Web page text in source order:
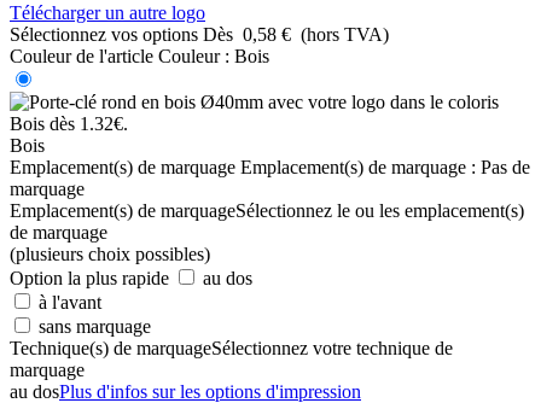
Télécharger un autre logo
Sélectionnez vos options Dès 0,58 € (hors TVA)
Couleur de l'article Couleur : Bois
Bois
Emplacement(s) de marquage Emplacement(s) de marquage : Pas de
marquage
Emplacement(s) de marquageSélectionnez le ou les emplacement(s)
de marquage
(plusieurs choix possibles)
Option la plus rapide
au dos
à l'avant
sans marquage
Technique(s) de marquageSélectionnez votre technique de
marquage
au dosPlus d'infos sur les options d'impression